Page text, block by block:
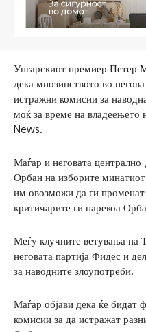
Унгарскиот премиер Петер
дека мнозинството во
истражни комисии за
моќ за време на владеењето
News.
Маѓар и неговата
Орбан на изборите
им овозможи да ги
критичарите ги нарекоа
Меѓу клучните ветувања на
неговата партија Фидес и
за наводните злоупотреби.
Маѓар објави дека ќе
комисии за да истражат